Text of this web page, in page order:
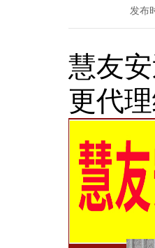
发布
慧友
更代